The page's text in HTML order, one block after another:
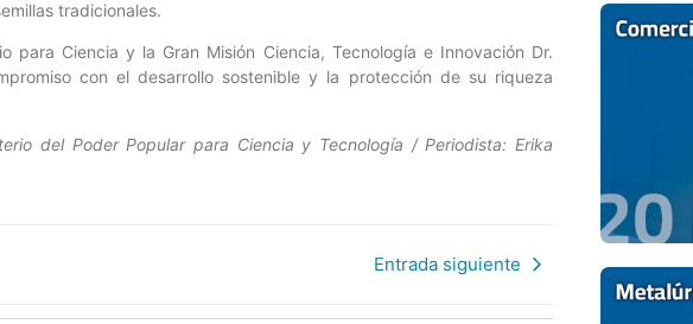
tradicionales.
para Ciencia y la Gran Misión Ciencia, Tecnología e Innovación Dr.
con el desarrollo sostenible y la protección de su riqueza
del Poder Popular para Ciencia y Tecnología / Periodista: Erika
Entrada siguiente